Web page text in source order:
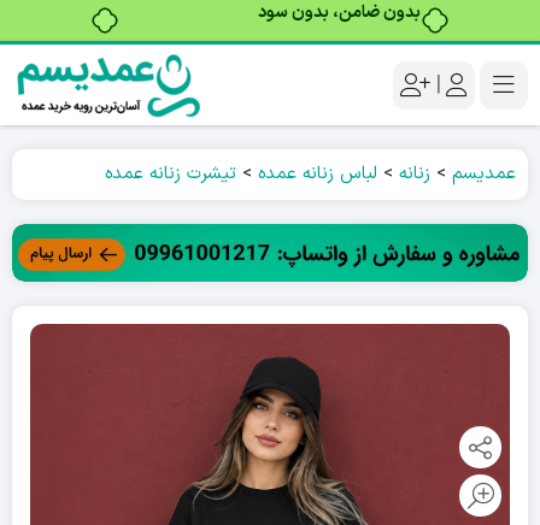
بدون ضامن، بدون سود
|
عمدیسم > زنانه > لباس زنانه عمده > تیشرت زنانه عمده